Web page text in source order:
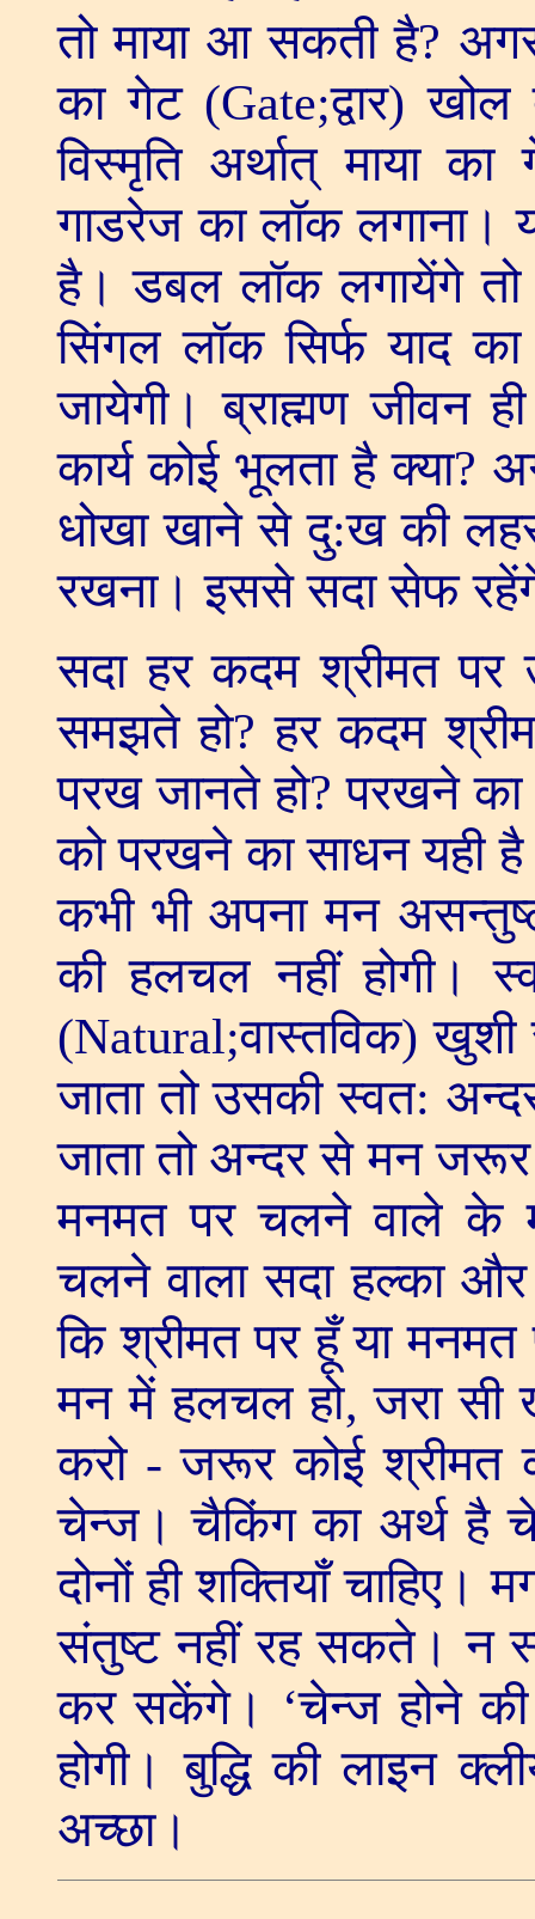
तो माया आ सकती है?
का गेट (Gate;द्वार)
विस्मृति अर्थात् माया
गाडरेज का लॉक लगाना।
है। डबल लॉक लगायेंगे
सिंगल लॉक सिर्फ याद
जायेगी। ब्राह्मण जीवन
कार्य कोई भूलता है क्या?
धोखा खाने से दु:ख की
रखना। इससे सदा सेफ
सदा हर कदम श्रीमत पर
समझते हो?हर कदम
परख जानते हो?परखने का
को परखने का साधन यही है
कभी भी अपना मन
की हलचल नहीं होगी।
(Natural;वास्तविक) खुशी
जाता तो उसकी स्वत:
जाता तो अन्दर से मन जरूर
मनमत पर चलने वाले के
चलने वाला सदा हल्का
कि श्रीमत पर हूँ या मनमत
मन में हलचल हो,जरा सी
करो -जरूर कोई श्रीमत
चेन्ज। चैकिंग का अर्थ है
दोनों ही शक्तियाँ चाहिए।
संतुष्ट नहीं रह सकते। न
कर सकेंगे। ‘चेन्ज होने
होगी। बुद्धि की लाइन
अच्छा।